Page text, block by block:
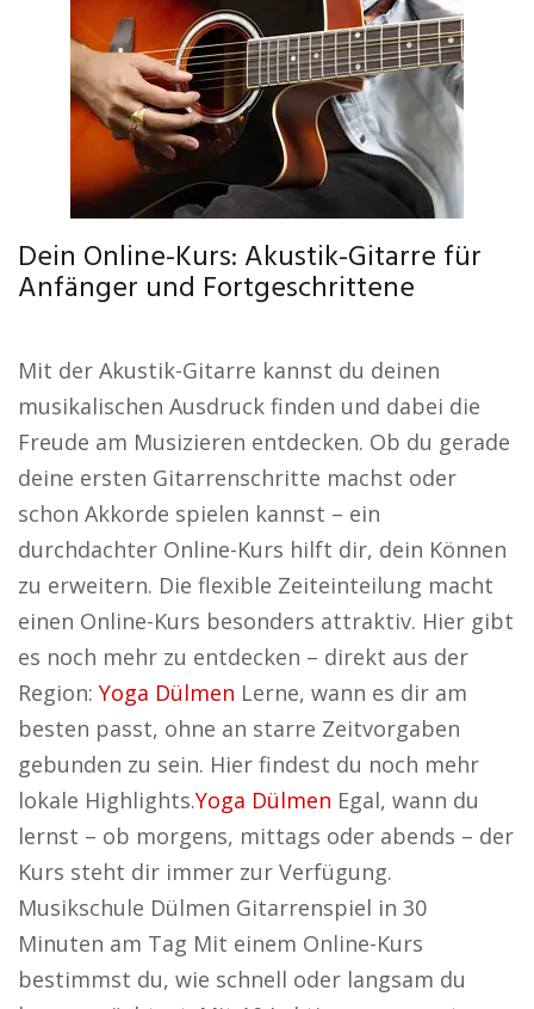
Dein Online-Kurs: Akustik-Gitarre für
Anfänger und Fortgeschrittene
Mit der Akustik-Gitarre kannst du deinen
musikalischen Ausdruck finden und dabei die
Freude am Musizieren entdecken. Ob du gerade
deine ersten Gitarrenschritte machst oder
schon Akkorde spielen kannst – ein
durchdachter Online-Kurs hilft dir, dein Können
zu erweitern. Die flexible Zeiteinteilung macht
einen Online-Kurs besonders attraktiv. Hier gibt
es noch mehr zu entdecken – direkt aus der
Region: Yoga Dülmen Lerne, wann es dir am
besten passt, ohne an starre Zeitvorgaben
gebunden zu sein. Hier findest du noch mehr
lokale Highlights.Yoga Dülmen Egal, wann du
lernst – ob morgens, mittags oder abends – der
Kurs steht dir immer zur Verfügung.
Musikschule Dülmen Gitarrenspiel in 30
Minuten am Tag Mit einem Online-Kurs
bestimmst du, wie schnell oder langsam du